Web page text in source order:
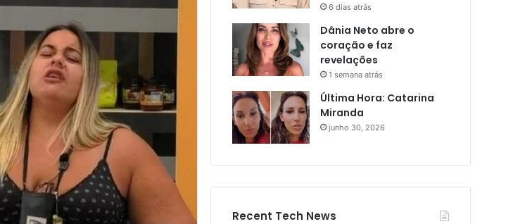
6 dias atrás
Dânia Neto abre o
coração e faz
revelações
1 semana atrás
Última Hora: Catarina
Miranda
junho 30, 2026
Recent Tech News